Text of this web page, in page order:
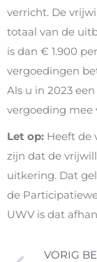
verricht. De
totaal van de
is dan € 1.900
vergoedingen
Als u in 2023
vergoeding
Let op: Heeft de
zijn dat de
uitkering. Dat
de
UWV is dat
VORIG